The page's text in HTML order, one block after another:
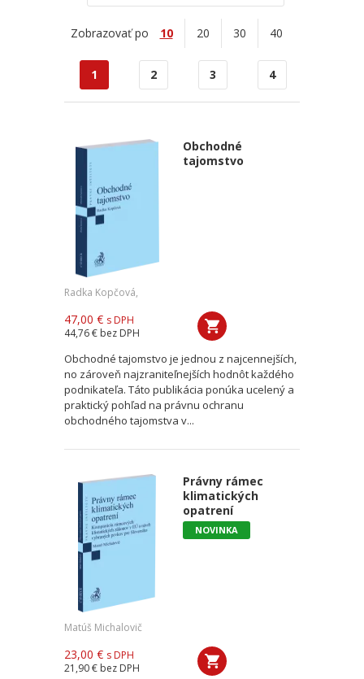
Zobrazovať po 10 20 30 40
1 2 3 4
Obchodné
tajomstvo
Radka Kopčová,
47,00 € s DPH
44,76 € bez DPH
Obchodné tajomstvo je jednou z najcennejších,
no zároveň najzraniteľnejších hodnôt každého
podnikateľa. Táto publikácia ponúka ucelený a
praktický pohľad na právnu ochranu
obchodného tajomstva v...
Právny rámec
klimatických
opatrení
NOVINKA
Matúš Michalovič
23,00 € s DPH
21,90 € bez DPH